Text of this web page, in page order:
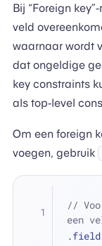
Bij “Foreign
veld
waarnaar wordt
dat ongeldige
key constraints
als top-level
Om een foreign
voegen, gebruik
//
een